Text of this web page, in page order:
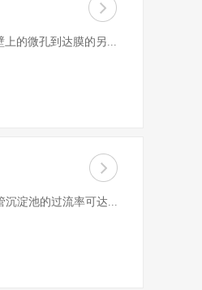
上的微孔到达膜的另...
沉淀池的过流率可达...